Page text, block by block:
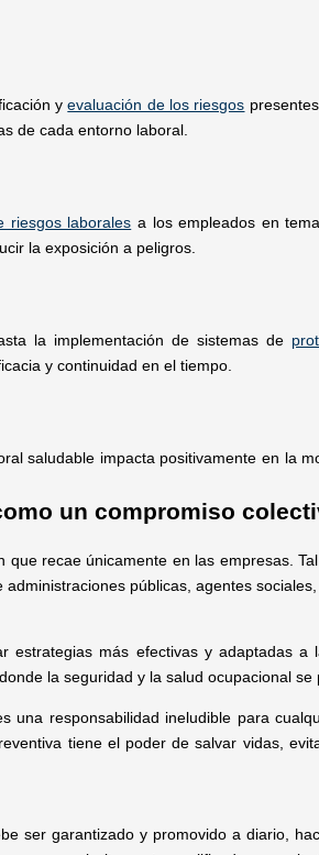
yevaluación de los riesgos
de cada entorno laboral.
riesgos laborales a los empleados en
la exposición a peligros.
la implementación de sistemas de
y continuidad en el tiempo.
saludable impacta positivamente en la
un compromiso
que recae únicamente en las empresas.
públicas, agentes
estrategias más efectivas y adaptadas a
la seguridad y la salud ocupacional
una responsabilidad ineludible para
tiene el poder de salvar vidas,
ser garantizado y promovido a diario,